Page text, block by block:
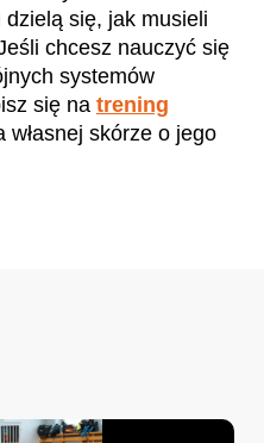
się, jak musieli
chcesz nauczyć się
systemów
się na trening
własnej skórze o jego